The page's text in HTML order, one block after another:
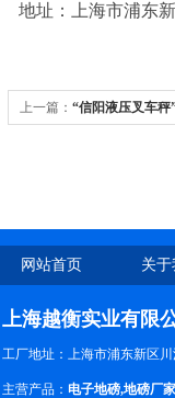
地址：上海市浦东
上一篇： “信阳液压叉车秤
网站首页 关
上海越衡实业有限
工厂地址：上海市浦东新区川
主营产品： 电子地磅,地磅厂家